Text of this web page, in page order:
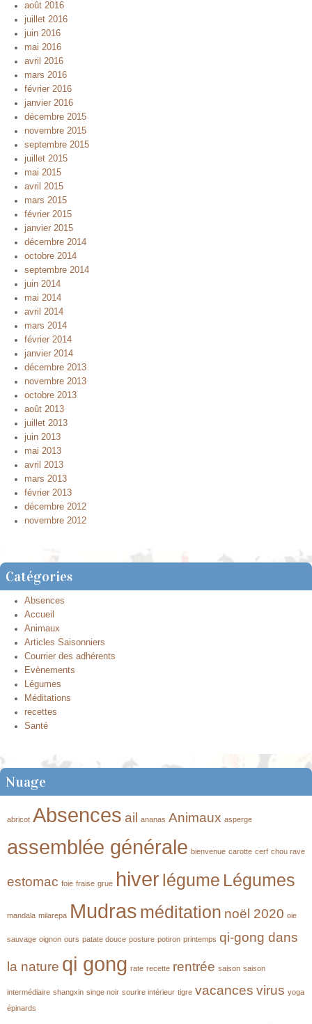
août 2016
juillet 2016
juin 2016
mai 2016
avril 2016
mars 2016
février 2016
janvier 2016
décembre 2015
novembre 2015
septembre 2015
juillet 2015
mai 2015
avril 2015
mars 2015
février 2015
janvier 2015
décembre 2014
octobre 2014
septembre 2014
juin 2014
mai 2014
avril 2014
mars 2014
février 2014
janvier 2014
décembre 2013
novembre 2013
octobre 2013
août 2013
juillet 2013
juin 2013
mai 2013
avril 2013
mars 2013
février 2013
décembre 2012
novembre 2012
Catégories
Absences
Accueil
Animaux
Articles Saisonniers
Courrier des adhérents
Evènements
Légumes
Méditations
recettes
Santé
Nuage
abricot Absences ail ananas Animaux asperge
assemblée générale bienvenue carotte cerf chou rave
estomac foie fraise grue hiver légume Légumes
mandala milarepa Mudras méditation noël 2020 oie
sauvage oignon ours patate douce posture potiron printemps qi-gong dans
la nature qi gong rate recette rentrée saison saison
intermédiaire shangxin singe noir sourire intérieur tigre vacances virus yoga
épinards